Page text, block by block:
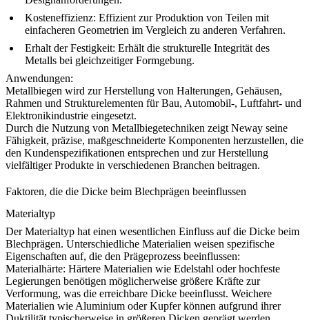
Kosteneffizienz: Effizient zur Produktion von Teilen mit
einfacheren Geometrien im Vergleich zu anderen Verfahren.
Erhalt der Festigkeit: Erhält die strukturelle Integrität des
Metalls bei gleichzeitiger Formgebung.
Anwendungen:
Metallbiegen wird zur Herstellung von Halterungen, Gehäusen,
Rahmen und Strukturelementen für Bau, Automobil-, Luftfahrt- und
Elektronikindustrie eingesetzt.
Durch die Nutzung von Metallbiegetechniken zeigt Neway seine
Fähigkeit, präzise, maßgeschneiderte Komponenten herzustellen, die
den Kundenspezifikationen entsprechen und zur Herstellung
vielfältiger Produkte in verschiedenen Branchen beitragen.
Faktoren, die die Dicke beim Blechprägen beeinflussen
Materialtyp
Der Materialtyp hat einen wesentlichen Einfluss auf die Dicke beim
Blechprägen. Unterschiedliche Materialien weisen spezifische
Eigenschaften auf, die den Prägeprozess beeinflussen:
Materialhärte: Härtere Materialien wie Edelstahl oder hochfeste
Legierungen benötigen möglicherweise größere Kräfte zur
Verformung, was die erreichbare Dicke beeinflusst. Weichere
Materialien wie Aluminium oder Kupfer können aufgrund ihrer